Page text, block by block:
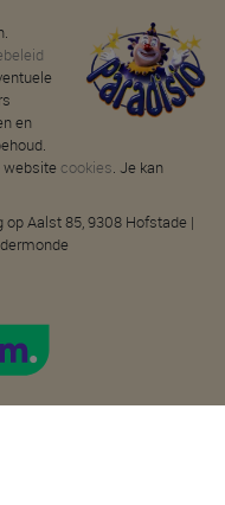
en
website cookies. Je kan
Aalst 85, 9308 Hofstade |